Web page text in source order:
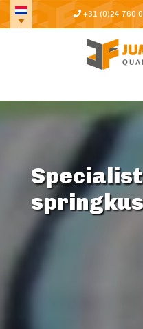
+31 (0)24 760